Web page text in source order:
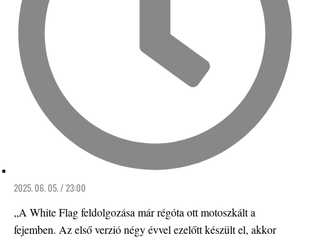
2025. 06. 05. / 23:00
„A White Flag feldolgozása már régóta ott motoszkált a
fejemben. Az első verzió négy évvel ezelőtt készült el, akkor